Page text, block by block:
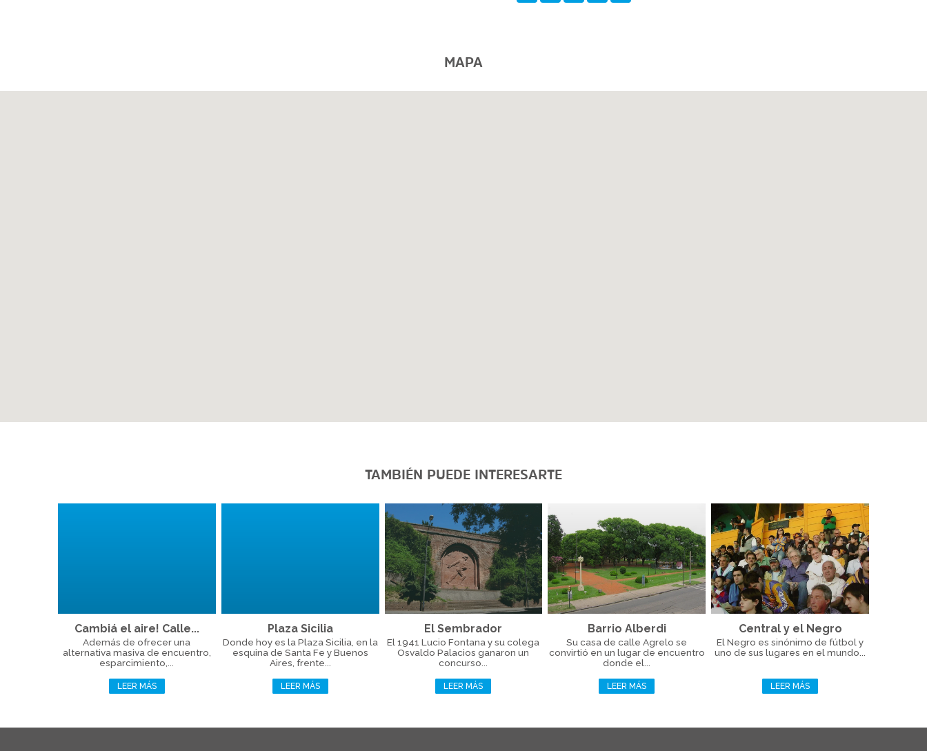
MAPA
TAMBIÉN PUEDE INTERESARTE
Cambiá el aire! Calle...
Además de ofrecer una
alternativa masiva de encuentro,
esparcimiento,...
LEER MÁS
Plaza Sicilia
Donde hoy es la Plaza Sicilia, en la
esquina de Santa Fe y Buenos
Aires, frente...
LEER MÁS
El Sembrador
El 1941 Lucio Fontana y su colega
Osvaldo Palacios ganaron un
concurso...
LEER MÁS
Barrio Alberdi
Su casa de calle Agrelo se
convirtió en un lugar de encuentro
donde el...
LEER MÁS
Central y el Negro
El Negro es sinónimo de fútbol y
uno de sus lugares en el mundo...
LEER MÁS